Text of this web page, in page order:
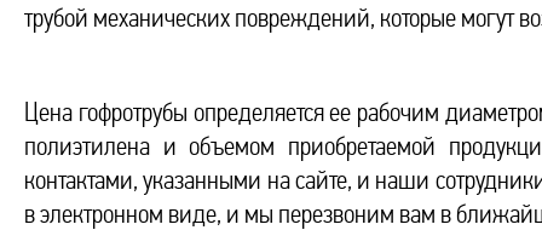
трубой механических повреждений, которые могут
Цена гофротрубы определяется ее рабочим
полиэтилена и объемом приобретаемой
контактами, указанными на сайте, и наши
в электронном виде, и мы перезвоним вам в